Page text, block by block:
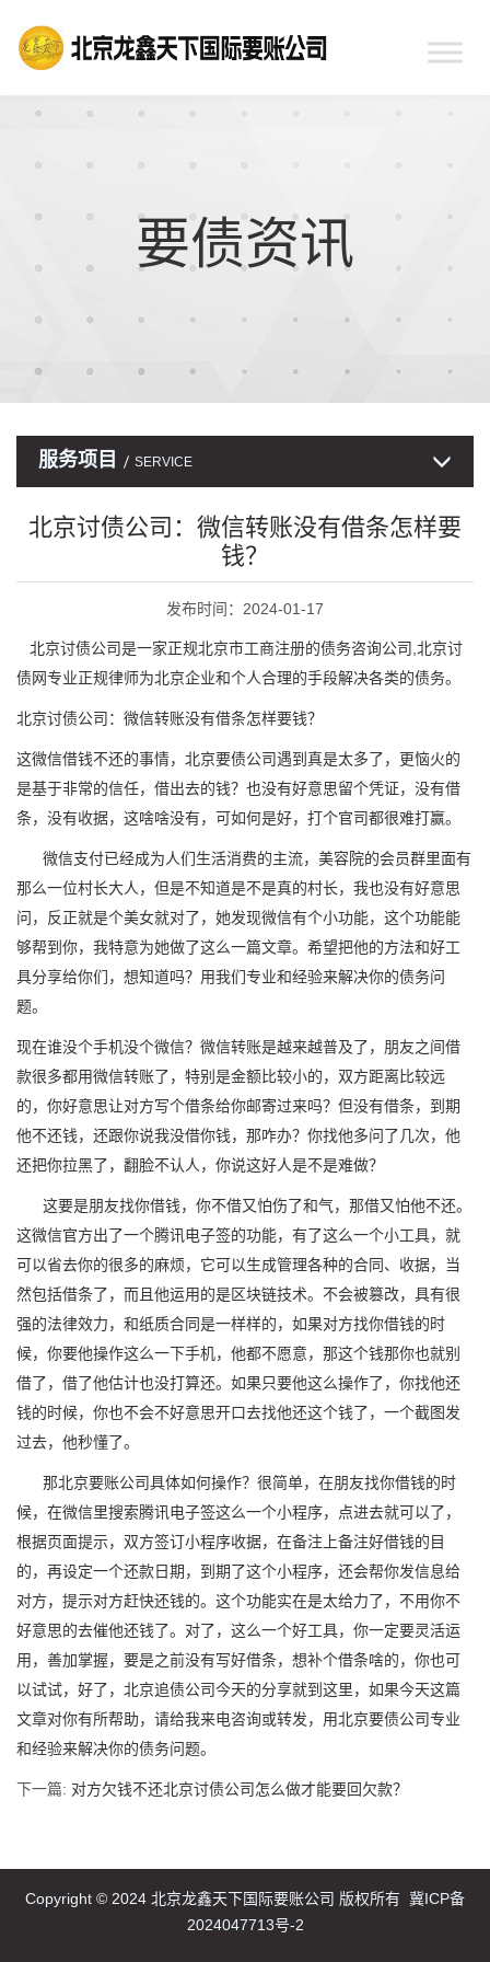
要债资讯
服务项目 SERVICE
北京讨债公司：微信转账没有借条怎样要
钱？
发布时间：2024-01-17
北京讨债公司是一家正规北京市工商注册的债务咨询公司,北京讨
债网专业正规律师为北京企业和个人合理的手段解决各类的债务。
北京讨债公司：微信转账没有借条怎样要钱？
这微信借钱不还的事情，北京要债公司遇到真是太多了，更恼火的
是基于非常的信任，借出去的钱？也没有好意思留个凭证，没有借
条，没有收据，这啥啥没有，可如何是好，打个官司都很难打赢。
微信支付已经成为人们生活消费的主流，美容院的会员群里面有
那么一位村长大人，但是不知道是不是真的村长，我也没有好意思
问，反正就是个美女就对了，她发现微信有个小功能，这个功能能
够帮到你，我特意为她做了这么一篇文章。希望把他的方法和好工
具分享给你们，想知道吗？用我们专业和经验来解决你的债务问
题。
现在谁没个手机没个微信？微信转账是越来越普及了，朋友之间借
款很多都用微信转账了，特别是金额比较小的，双方距离比较远
的，你好意思让对方写个借条给你邮寄过来吗？但没有借条，到期
他不还钱，还跟你说我没借你钱，那咋办？你找他多问了几次，他
还把你拉黑了，翻脸不认人，你说这好人是不是难做？
这要是朋友找你借钱，你不借又怕伤了和气，那借又怕他不还。
这微信官方出了一个腾讯电子签的功能，有了这么一个小工具，就
可以省去你的很多的麻烦，它可以生成管理各种的合同、收据，当
然包括借条了，而且他运用的是区块链技术。不会被篡改，具有很
强的法律效力，和纸质合同是一样样的，如果对方找你借钱的时
候，你要他操作这么一下手机，他都不愿意，那这个钱那你也就别
借了，借了他估计也没打算还。如果只要他这么操作了，你找他还
钱的时候，你也不会不好意思开口去找他还这个钱了，一个截图发
过去，他秒懂了。
那北京要账公司具体如何操作？很简单，在朋友找你借钱的时
候，在微信里搜索腾讯电子签这么一个小程序，点进去就可以了，
根据页面提示，双方签订小程序收据，在备注上备注好借钱的目
的，再设定一个还款日期，到期了这个小程序，还会帮你发信息给
对方，提示对方赶快还钱的。这个功能实在是太给力了，不用你不
好意思的去催他还钱了。对了，这么一个好工具，你一定要灵活运
用，善加掌握，要是之前没有写好借条，想补个借条啥的，你也可
以试试，好了，北京追债公司今天的分享就到这里，如果今天这篇
文章对你有所帮助，请给我来电咨询或转发，用北京要债公司专业
和经验来解决你的债务问题。
下一篇: 对方欠钱不还北京讨债公司怎么做才能要回欠款？
Copyright © 2024 北京龙鑫天下国际要账公司 版权所有 冀ICP备
2024047713号-2